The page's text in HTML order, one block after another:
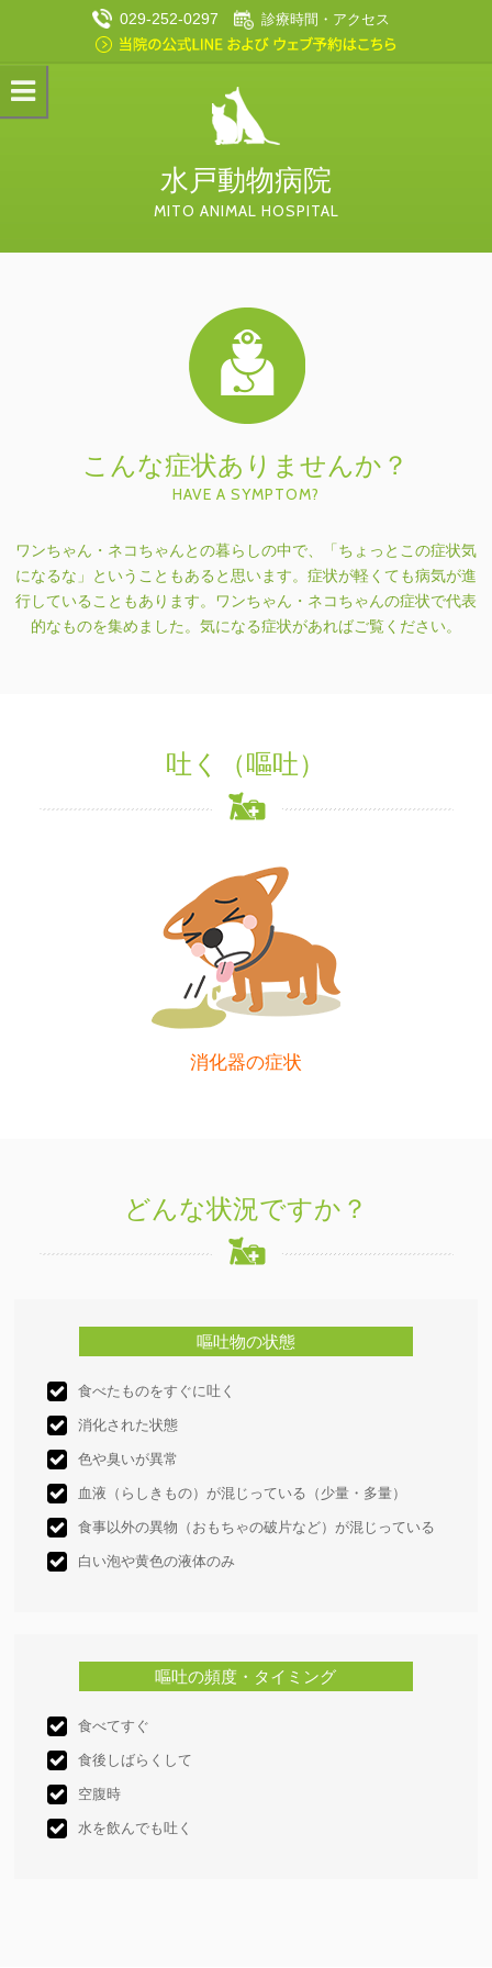
029-252-0297 診療時間・アクセス
水戸動物病院
MITO ANIMAL HOSPITAL
こんな症状ありませんか？
HAVE A SYMPTOM?
ワンちゃん・ネコちゃんとの暮らしの中で、「ちょっとこの症状気
になるな」ということもあると思います。 症状が軽くても病気が進
行していることもあります。
ワンちゃん・ネコちゃんの症状で代表
的なものを集めました。気になる症状があればご覧ください。
吐く（嘔吐）
消化器の症状
どんな状況ですか？
嘔吐物の状態
食べたものをすぐに吐く
消化された状態
色や臭いが異常
血液（らしきもの）が混じっている（少量・多量）
食事以外の異物（おもちゃの破片など）が混じっている
白い泡や黄色の液体のみ
嘔吐の頻度・タイミング
食べてすぐ
食後しばらくして
空腹時
水を飲んでも吐く